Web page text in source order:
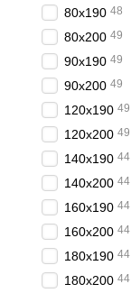
80x190 48
80x200 49
90x190 49
90x200 49
120x190 49
120x200 49
140x190 44
140x200 44
160x190 44
160x200 44
180x190 44
180x200 44